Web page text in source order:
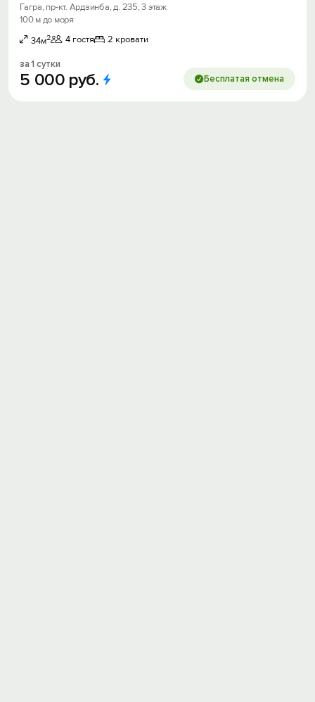
Гагра, пр-кт. Ардзинба, д. 235, 3 этаж
100 м до моря
34м2 4 гостя 2 кровати
за 1 сутки
5 000 руб. Бесплатая отмена